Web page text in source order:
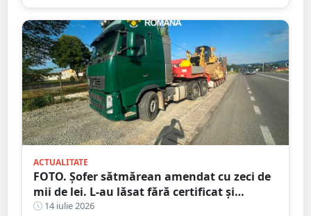
ACTUALITATE
FOTO. Șofer sătmărean amendat cu zeci de
mii de lei. L-au lăsat fără certificat și
plăcuțe
14 iulie 2026